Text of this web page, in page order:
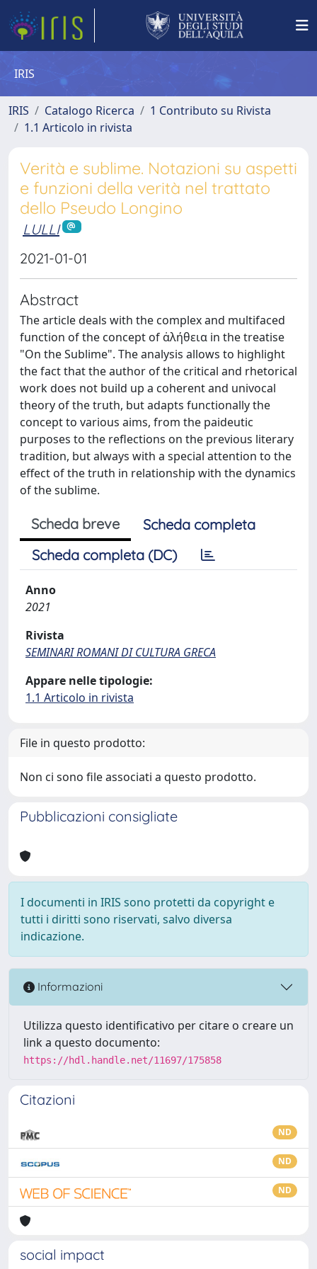
IRIS
IRIS Catalogo Ricerca
1 Contributo su Rivista
1.1 Articolo in rivista
Verità e sublime. Notazioni su aspetti
e funzioni della verità nel trattato
dello Pseudo Longino
LULLI
2021-01-01
Abstract
The article deals with the complex and multifaced
function of the concept of ἀλήθεια in the treatise
"On the Sublime". The analysis allows to highlight
the fact that the author of the critical and rhetorical
work does not build up a coherent and univocal
theory of the truth, but adapts functionally the
concept to various aims, from the paideutic
purposes to the reflections on the previous literary
tradition, but always with a special attention to the
effect of the truth in relationship with the dynamics
of the sublime.
Scheda breve
Scheda completa
Scheda completa (DC)
Anno
2021
Rivista
SEMINARI ROMANI DI CULTURA GRECA
Appare nelle tipologie:
1.1 Articolo in rivista
File in questo prodotto:
Non ci sono file associati a questo prodotto.
Pubblicazioni consigliate
I documenti in IRIS sono protetti da copyright e
tutti i diritti sono riservati, salvo diversa
indicazione.
Informazioni
Utilizza questo identificativo per citare o creare un
link a questo documento:
https://hdl.handle.net/11697/175858
Citazioni
ND
ND
ND
social impact